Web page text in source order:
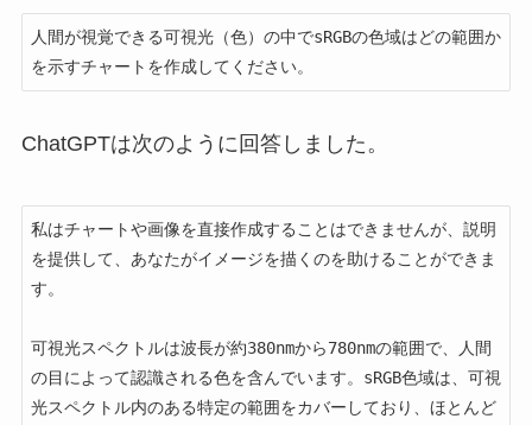
人間が視覚できる可視光（色）の中でsRGBの色域はどの範囲か
を示すチャートを作成してください。
ChatGPTは次のように回答しました。
私はチャートや画像を直接作成することはできませんが、説明
を提供して、あなたがイメージを描くのを助けることができま
す。
可視光スペクトルは波長が約380nmから780nmの範囲で、人間
の目によって認識される色を含んでいます。sRGB色域は、可視
光スペクトル内のある特定の範囲をカバーしており、ほとんど